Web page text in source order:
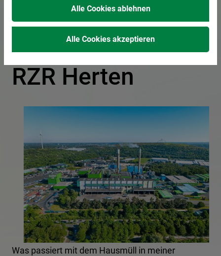
Besichtigung des
Abfallkraftwerks
RZR Herten
Was passiert mit dem Hausmüll in meiner
Alle Cookies ablehnen
Alle Cookies akzeptieren